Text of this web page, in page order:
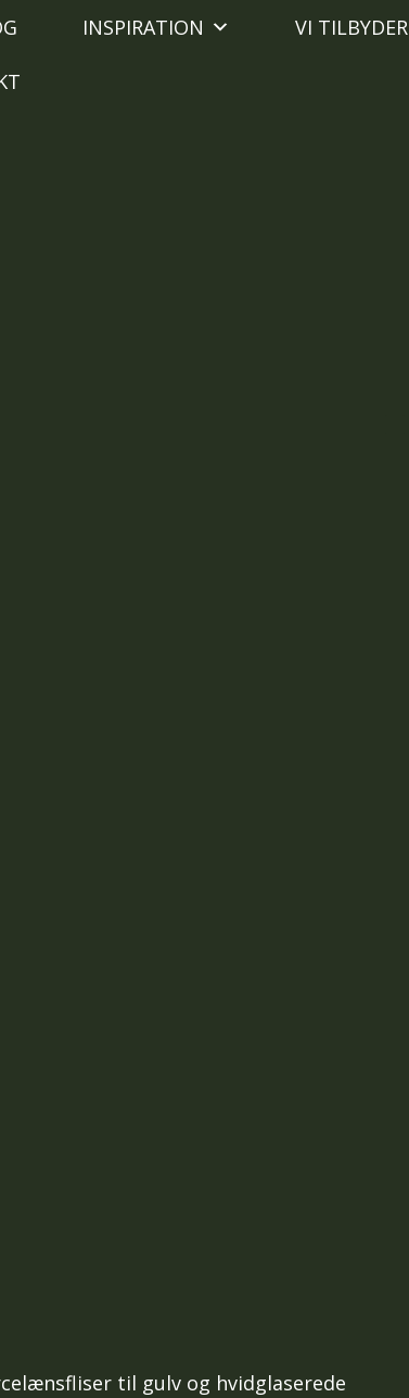
INSPIRATION VI TILBYDER
til gulv og hvidglaserede